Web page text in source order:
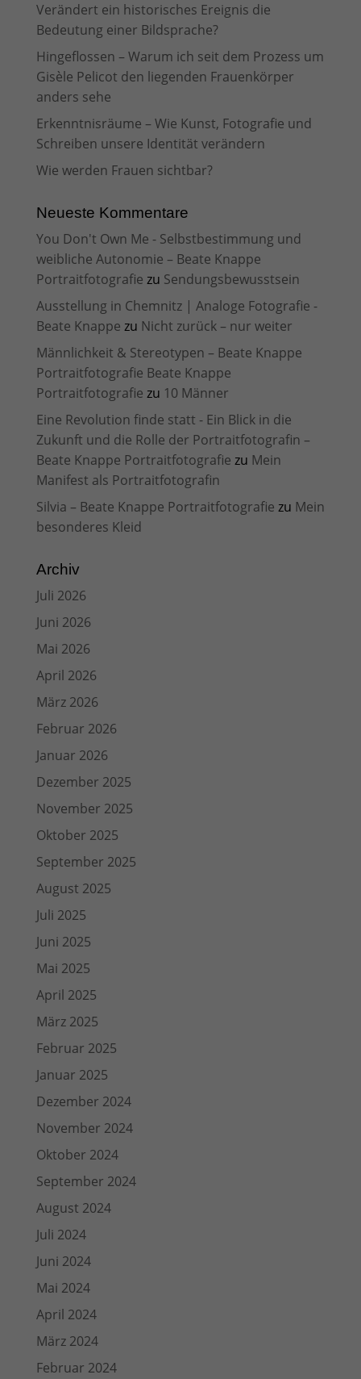
Verändert ein historisches Ereignis die
Bedeutung einer Bildsprache?
Hingeflossen – Warum ich seit dem Prozess um
Gisèle Pelicot den liegenden Frauenkörper
anders sehe
Erkenntnisräume – Wie Kunst, Fotografie und
Schreiben unsere Identität verändern
Wie werden Frauen sichtbar?
Neueste Kommentare
You Don't Own Me - Selbstbestimmung und
weibliche Autonomie – Beate Knappe
Portraitfotografie zu Sendungsbewusstsein
Ausstellung in Chemnitz | Analoge Fotografie -
Beate Knappe zu Nicht zurück – nur weiter
Männlichkeit & Stereotypen – Beate Knappe
Portraitfotografie Beate Knappe
Portraitfotografie zu 10 Männer
Eine Revolution finde statt - Ein Blick in die
Zukunft und die Rolle der Portraitfotografin –
Beate Knappe Portraitfotografie zu Mein
Manifest als Portraitfotografin
Silvia – Beate Knappe Portraitfotografie zu Mein
besonderes Kleid
Archiv
Juli 2026
Juni 2026
Mai 2026
April 2026
März 2026
Februar 2026
Januar 2026
Dezember 2025
November 2025
Oktober 2025
September 2025
August 2025
Juli 2025
Juni 2025
Mai 2025
April 2025
März 2025
Februar 2025
Januar 2025
Dezember 2024
November 2024
Oktober 2024
September 2024
August 2024
Juli 2024
Juni 2024
Mai 2024
April 2024
März 2024
Februar 2024